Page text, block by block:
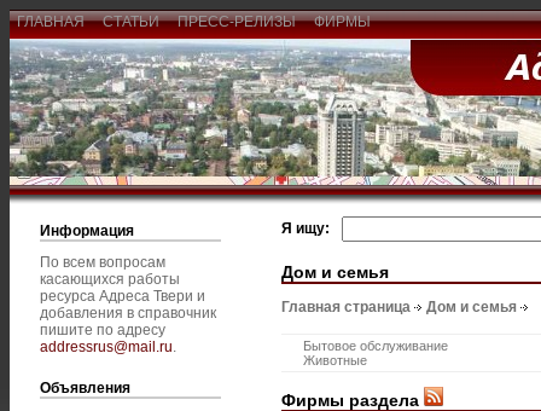
ГЛАВНАЯ СТАТЬИ ПРЕСС-РЕЛИЗЫ ФИРМЫ
Информация
По всем вопросам
касающихся работы
ресурса Адреса Твери и
добавления в справочник
пишите по адресу
addressrus@mail.ru.
Объявления
Я ищу:
Дом и семья
Главная страница Дом и семья
Бытовое обслуживание
Животные
Фирмы раздела